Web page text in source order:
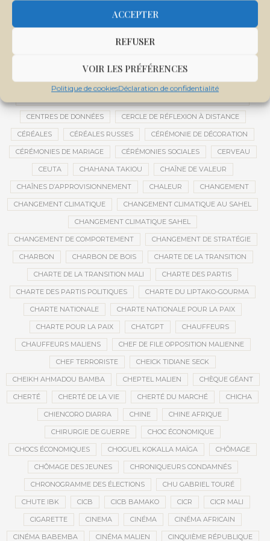
ACCEPTER
REFUSER
VOIR LES PRÉFÉRENCES
Politique de cookiesDéclaration de confidentialité
CENTRALE SOLAIRE DE SANANKOROBA
CENTRE D'INTELLIGENCE ARTIFICIELLE
CENTRE DE SANTÉ COMMUNAUTAIRE
CENTRE INTERNATIONAL DE CONFÉRENCES DE BAMAKO
CENTRE MALI
CENTRES DE DONNÉES CERCLE DE RÉFLEXION À DISTANCE
CÉRÉALES CÉRÉALES RUSSES CÉRÉMONIE DE DÉCORATION
CÉRÉMONIES DE MARIAGE CÉRÉMONIES SOCIALES CERVEAU
CEUTA CHAHANA TAKIOU CHAÎNE DE VALEUR
CHAÎNES D’APPROVISIONNEMENT CHALEUR CHANGEMENT
CHANGEMENT CLIMATIQUE CHANGEMENT CLIMATIQUE AU SAHEL
CHANGEMENT CLIMATIQUE SAHEL
CHANGEMENT DE COMPORTEMENT CHANGEMENT DE STRATÉGIE
CHARBON CHARBON DE BOIS CHARTE DE LA TRANSITION
CHARTE DE LA TRANSITION MALI CHARTE DES PARTIS
CHARTE DES PARTIS POLITIQUES CHARTE DU LIPTAKO-GOURMA
CHARTE NATIONALE CHARTE NATIONALE POUR LA PAIX
CHARTE POUR LA PAIX CHATGPT CHAUFFEURS
CHAUFFEURS MALIENS CHEF DE FILE OPPOSITION MALIENNE
CHEF TERRORISTE CHEICK TIDIANE SECK
CHEIKH AHMADOU BAMBA CHEPTEL MALIEN CHÈQUE GÉANT
CHERTÉ CHERTÉ DE LA VIE CHERTÉ DU MARCHÉ CHICHA
CHIENCORO DIARRA CHINE CHINE AFRIQUE
CHIRURGIE DE GUERRE CHOC ÉCONOMIQUE
CHOCS ÉCONOMIQUES CHOGUEL KOKALLA MAÏGA CHÔMAGE
CHÔMAGE DES JEUNES CHRONIQUEURS CONDAMNÉS
CHRONOGRAMME DES ÉLECTIONS CHU GABRIEL TOURÉ
CHUTE IBK CICB CICB BAMAKO CICR CICR MALI
CIGARETTE CINEMA CINÉMA CINÉMA AFRICAIN
CINÉMA BABEMBA CINÉMA MALIEN CINQUIÈME RÉPUBLIQUE